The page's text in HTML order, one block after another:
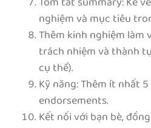
nghiệm và mục tiêu
Thêm kinh nghiệm làm
trách nhiệm và thành
cụ thể).
Kỹ năng: Thêm ít nhất
endorsements.
Kết nối với bạn bè,